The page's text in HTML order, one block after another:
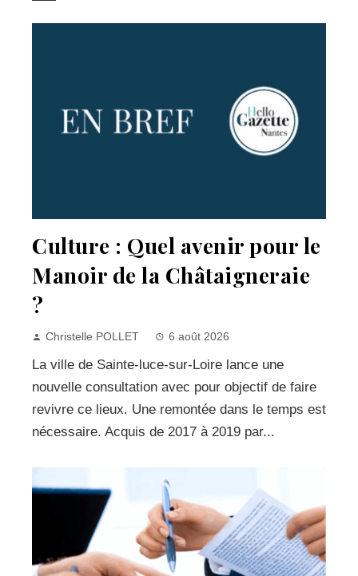
Culture : Quel avenir pour le
Manoir de la Châtaigneraie
?
Christelle POLLET 6 août 2026
La ville de Sainte-luce-sur-Loire lance une
nouvelle consultation avec pour objectif de faire
revivre ce lieux. Une remontée dans le temps est
nécessaire. Acquis de 2017 à 2019 par...